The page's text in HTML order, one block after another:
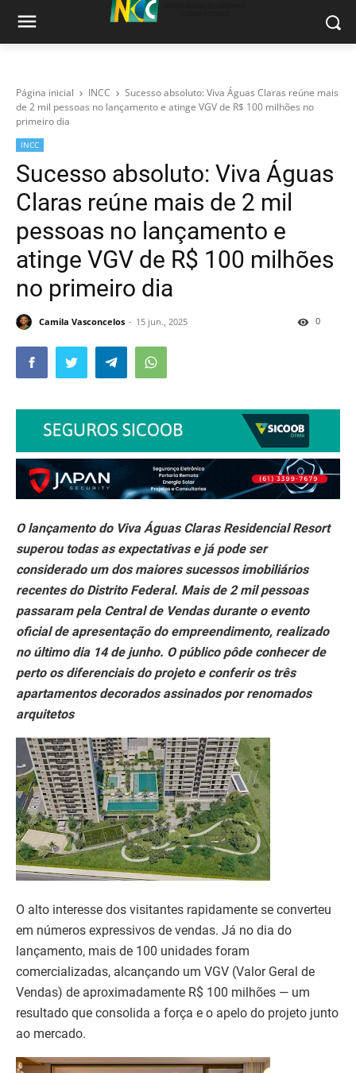
Página inicial INCC
Sucesso absoluto: Viva Águas Claras reúne mais
de 2 mil pessoas no lançamento e atinge VGV de R$ 100 milhões no
primeiro dia
INCC
Sucesso absoluto: Viva Águas
Claras reúne mais de 2 mil
pessoas no lançamento e
atinge VGV de R$ 100 milhões
no primeiro dia
Camila Vasconcelos 15 jun., 2025 0
O lançamento do Viva Águas Claras Residencial Resort
superou todas as expectativas e já pode ser
considerado um dos maiores sucessos imobiliários
recentes do Distrito Federal. Mais de 2 mil pessoas
passaram pela Central de Vendas durante o evento
oficial de apresentação do empreendimento, realizado
no último dia 14 de junho. O público pôde conhecer de
perto os diferenciais do projeto e conferir os três
apartamentos decorados assinados por renomados
arquitetos
O alto interesse dos visitantes rapidamente se converteu
em números expressivos de vendas. Já no dia do
lançamento, mais de 100 unidades foram
comercializadas, alcançando um VGV (Valor Geral de
Vendas) de aproximadamente R$ 100 milhões — um
resultado que consolida a força e o apelo do projeto junto
ao mercado.